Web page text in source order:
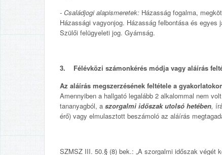
- Családjogi alapismeretek: Házasság fogalma,
Házassági vagyonjog. Házasság felbontása és
Szülői felügyeleti jog. Gyámság.
3. Félévközi számonkérés módja vagy aláírás
Az aláírás megszerzésének feltétele a
Amennyiben a hallgató legalább 2 alkalommal nem
tananyagból, a szorgalmi időszak utolsó hetében,
érő) vagy elmulasztott beszámoló az aláírás
SZMSZ III. 50.§ (8) bek.: „A szorgalmi időszak végét